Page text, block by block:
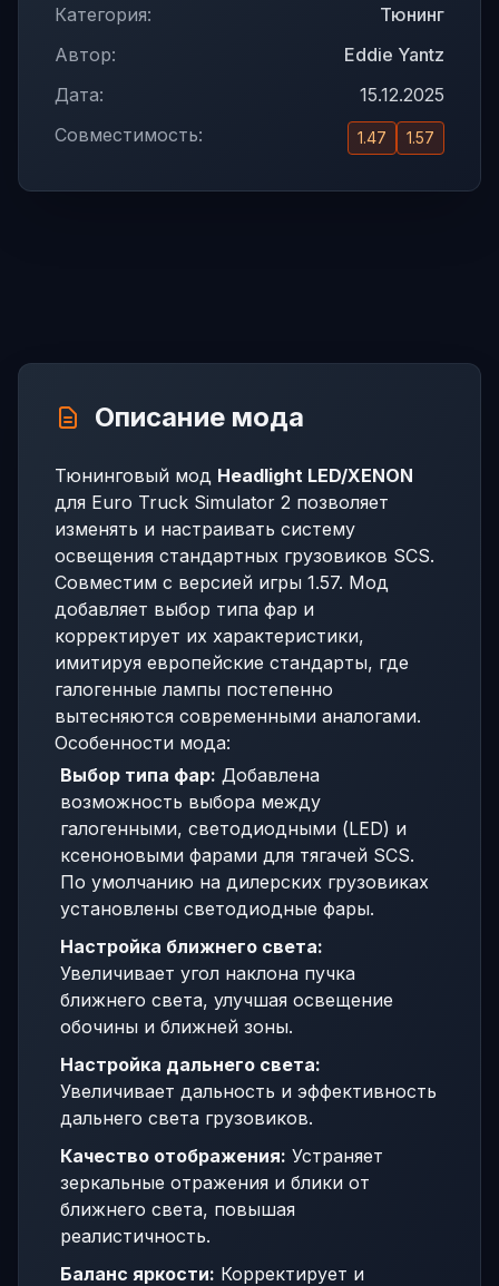
Категория:
Тюнинг
Автор:
Eddie Yantz
Дата:
15.12.2025
Совместимость:
1.47 1.57
Описание мода
Тюнинговый мод Headlight LED/XENON
для Euro Truck Simulator 2 позволяет
изменять и настраивать систему
освещения стандартных грузовиков SCS.
Совместим с версией игры 1.57. Мод
добавляет выбор типа фар и
корректирует их характеристики,
имитируя европейские стандарты, где
галогенные лампы постепенно
вытесняются современными аналогами.
Особенности мода:
Выбор типа фар: Добавлена
возможность выбора между
галогенными, светодиодными (LED) и
ксеноновыми фарами для тягачей SCS.
По умолчанию на дилерских грузовиках
установлены светодиодные фары.
Настройка ближнего света:
Увеличивает угол наклона пучка
ближнего света, улучшая освещение
обочины и ближней зоны.
Настройка дальнего света:
Увеличивает дальность и эффективность
дальнего света грузовиков.
Качество отображения: Устраняет
зеркальные отражения и блики от
ближнего света, повышая
реалистичность.
Баланс яркости: Корректирует и